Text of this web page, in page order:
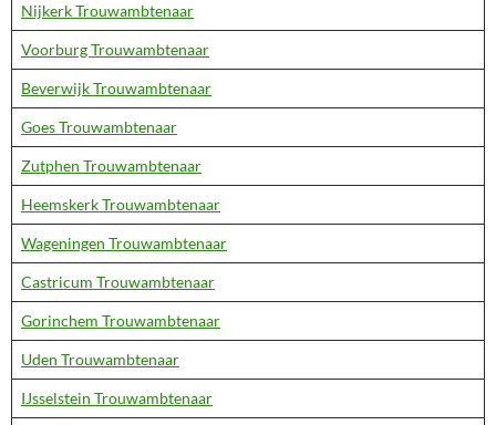
Nijkerk Trouwambtenaar
Voorburg Trouwambtenaar
Beverwijk Trouwambtenaar
Goes Trouwambtenaar
Zutphen Trouwambtenaar
Heemskerk Trouwambtenaar
Wageningen Trouwambtenaar
Castricum Trouwambtenaar
Gorinchem Trouwambtenaar
Uden Trouwambtenaar
IJsselstein Trouwambtenaar